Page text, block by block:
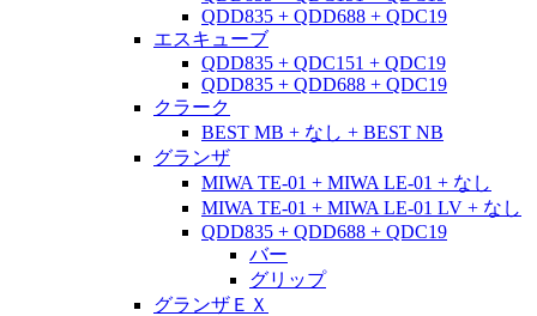
QDD835 + QDD688 + QDC19
エスキューブ
QDD835 + QDC151 + QDC19
QDD835 + QDD688 + QDC19
クラーク
BEST MB + なし + BEST NB
グランザ
MIWA TE-01 + MIWA LE-01 + なし
MIWA TE-01 + MIWA LE-01 LV + なし
QDD835 + QDD688 + QDC19
バー
グリップ
グランザＥＸ